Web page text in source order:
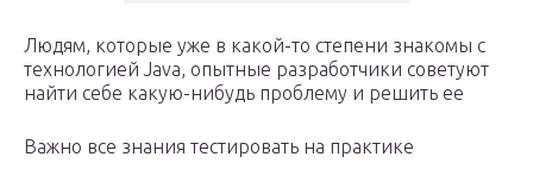
Людям, которые уже в какой-то степени знакомы с
технологией Java, опытные разработчики советуют
найти себе какую-нибудь проблему и решить ее
Важно все знания тестировать на практике